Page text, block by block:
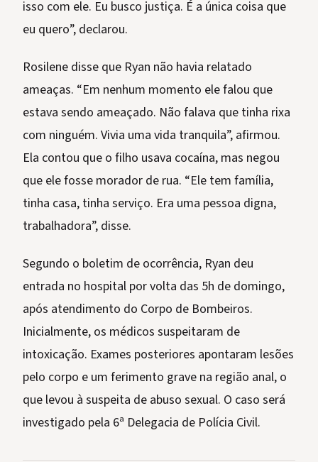
isso com ele. Eu busco justiça. É a única coisa que
eu quero”, declarou.
Rosilene disse que Ryan não havia relatado
ameaças. “Em nenhum momento ele falou que
estava sendo ameaçado. Não falava que tinha rixa
com ninguém. Vivia uma vida tranquila”, afirmou.
Ela contou que o filho usava cocaína, mas negou
que ele fosse morador de rua. “Ele tem família,
tinha casa, tinha serviço. Era uma pessoa digna,
trabalhadora”, disse.
Segundo o boletim de ocorrência, Ryan deu
entrada no hospital por volta das 5h de domingo,
após atendimento do Corpo de Bombeiros.
Inicialmente, os médicos suspeitaram de
intoxicação. Exames posteriores apontaram lesões
pelo corpo e um ferimento grave na região anal, o
que levou à suspeita de abuso sexual. O caso será
investigado pela 6ª Delegacia de Polícia Civil.